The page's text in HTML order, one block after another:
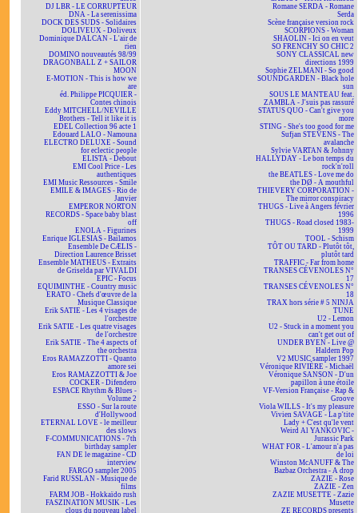
DJ LBR - LE CORRUPTEUR
DNA - La serenissima
DOCK DES SUDS - Solidaires
DOLIVEUX - Doliveux
Dominique DALCAN - L'air de
rien
DOMINO nouveautés 98/99
DRAGONBALL Z + SAILOR
MOON
E-MOTION - This is how we
are
éd. Philippe PICQUIER -
Contes chinois
Eddy MITCHELL/NEVILLE
Brothers - Tell it like it is
EDEL Collection 96 acte 1
Edouard LALO - Namouna
ELECTRO DELUXE - Sound
for eclectic people
ELISTA - Debout
EMI Cool Price - Les
authentiques
EMI Music Ressources - Smile
EMILE & IMAGES - Rio de
Janvier
EMPEROR NORTON
RECORDS - Space baby blast
off
ENOLA - Figurines
Enrique IGLESIAS - Bailamos
Ensemble De CÆLIS -
Direction Laurence Brisset
Ensemble MATHEUS - Extraits
de Griselda par VIVALDI
EPIC - Focus
EQUIMINTHE - Country music
ERATO - Chefs d'œuvre de la
Musique Classique
Erik SATIE - Les 4 visages de
l'orchestre
Erik SATIE - Les quatre visages
de l'orchestre
Erik SATIE - The 4 aspects of
the orchestra
Eros RAMAZZOTTI - Quanto
amore sei
Eros RAMAZZOTTI & Joe
COCKER - Difendero
ESPACE Rhythm & Blues -
Volume 2
ESSO - Sur la route
d'Hollywood
ETERNAL LOVE - le meilleur
des slows
F-COMMUNICATIONS - 7th
birthday sampler
FAN DE le magazine - CD
interview
FARGO sampler 2005
Farid RUSSLAN - Musique de
films
FARM JOB - Hokkaïdo rush
FASZINATION MUSIK - Les
clous du nouveau label
Romane SERDA - Romane
Serda
Scène française version rock
SCORPIONS - Woman
SHAOLIN - Ici on en veut
SO FRENCHY SO CHIC 2
SONY CLASSICAL new
directions 1999
Sophie ZELMANI - So good
SOUNDGARDEN - Black hole
sun
SOUS LE MANTEAU feat.
ZAMBLA - J'suis pas rassuré
STATUS QUO - Can't give you
more
STING - She's too good for me
Sufjan STEVENS - The
avalanche
Sylvie VARTAN & Johnny
HALLYDAY - Le bon temps du
rock'n'roll
the BEATLES - Love me do
the DØ - A mouthful
THIEVERY CORPORATION -
The mirror conspiracy
THUGS - Live à Angers février
1996
THUGS - Road closed 1983-
1999
TOOL - Schism
TÔT OU TARD - Plutôt tôt,
plutôt tard
TRAFFIC - Far from home
TRANSES CÉVENOLES N°
17
TRANSES CÉVENOLES N°
18
TRAX hors série # 5 NINJA
TUNE
U2 - Lemon
U2 - Stuck in a moment you
can't get out of
UNDER BYEN - Live @
Haldern Pop
V2 MUSIC sampler 1997
Véronique RIVIÈRE - Michaël
Véronique SANSON - D'un
papillon à une étoile
VF-Version Française - Rap &
Groove
Viola WILLS - It's my pleasure
Vivien SAVAGE - La p'tite
Lady + C'est qu'le vent
Weird Al YANKOVIC -
Jurassic Park
WHAT FOR - L'amour n'a pas
de loi
Winston McANUFF & The
Bazbaz Orchestra - A drop
ZAZIE - Rose
ZAZIE - Zen
ZAZIE MUSETTE - Zazie
Musette
ZE RECORDS presents